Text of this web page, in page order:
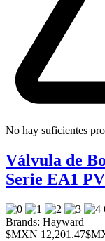
No hay suficientes
Válvula de
Serie EA1
Brands: Hayward
$MXN 12,201.47